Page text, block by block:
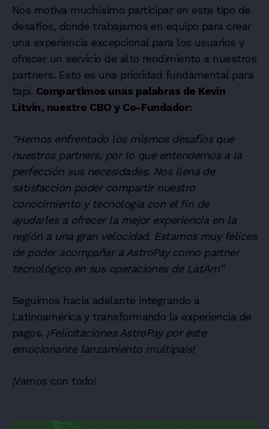
Nos motiva muchísimo participar en este tipo de
desafíos, donde trabajamos en equipo para crear
una experiencia excepcional para los usuarios y
ofrecer un servicio de alto rendimiento a nuestros
partners. Esto es una prioridad fundamental para
tapi. Compartimos unas palabras de Kevin
Litvin, nuestro CBO y Co-Fundador:
“Hemos enfrentado los mismos desafíos que
nuestros partners, por lo que entendemos a la
perfección sus necesidades. Nos llena de
satisfacción poder compartir nuestro
conocimiento y tecnología con el fin de
ayudarles a ofrecer la mejor experiencia en la
región a una gran velocidad. Estamos muy felices
de poder acompañar a AstroPay como partner
tecnológico en sus operaciones de LatAm”
Seguimos hacía adelante integrando a
Latinoamérica y transformando la experiencia de
pagos. ¡Felicitaciones AstroPay por este
emocionante lanzamiento multipaís!
¡Vamos con todo!